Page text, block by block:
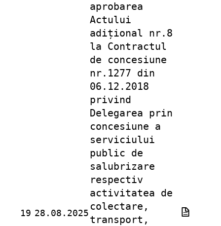
19 28.08.2025
aprobarea
Actului
adițional nr.8
la Contractul
de concesiune
nr.1277 din
06.12.2018
privind
Delegarea prin
concesiune a
serviciului
public de
salubrizare
respectiv
activitatea de
colectare,
transport,